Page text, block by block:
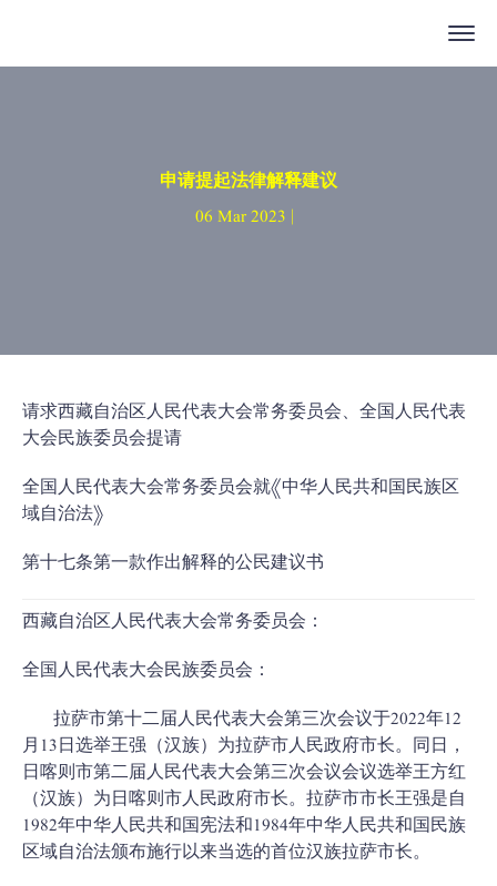
申请提起法律解释建议
06 Mar 2023 |
请求西藏自治区人民代表大会常务委员会、全国人民代表
大会民族委员会提请
全国人民代表大会常务委员会就《中华人民共和国民族区
域自治法》
第十七条第一款作出解释的公民建议书
西藏自治区人民代表大会常务委员会：
全国人民代表大会民族委员会：
拉萨市第十二届人民代表大会第三次会议于2022年12
月13日选举王强（汉族）为拉萨市人民政府市长。同日，
日喀则市第二届人民代表大会第三次会议会议选举王方红
（汉族）为日喀则市人民政府市长。拉萨市市长王强是自
1982年中华人民共和国宪法和1984年中华人民共和国民族
区域自治法颁布施行以来当选的首位汉族拉萨市长。